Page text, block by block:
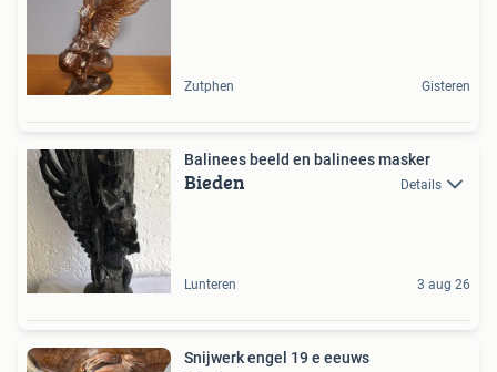
Zutphen Gisteren
Balinees beeld en balinees masker
Bieden Details
Lunteren 3 aug 26
Snijwerk engel 19 e eeuws